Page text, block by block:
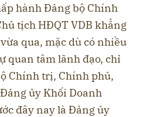
hành Đảng bộ Chính
tịch HĐQT VDB khẳng
qua, mặc dù có nhiều
quan tâm lãnh đạo, chỉ
Chính trị, Chính phủ,
ủy Khối Doanh
đây nay là Đảng ủy